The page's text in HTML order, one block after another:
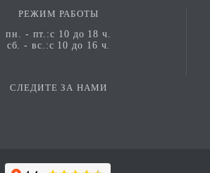
РЕЖИМ РАБОТЫ
пн. - пт.:с 10 до 18 ч.
сб. - вс.:с 10 до 16 ч.
СЛЕДИТЕ ЗА НАМИ